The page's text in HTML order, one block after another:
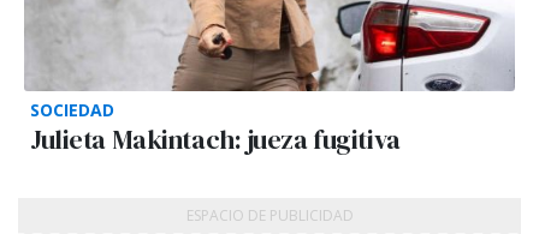
SOCIEDAD
Julieta Makintach: jueza fugitiva